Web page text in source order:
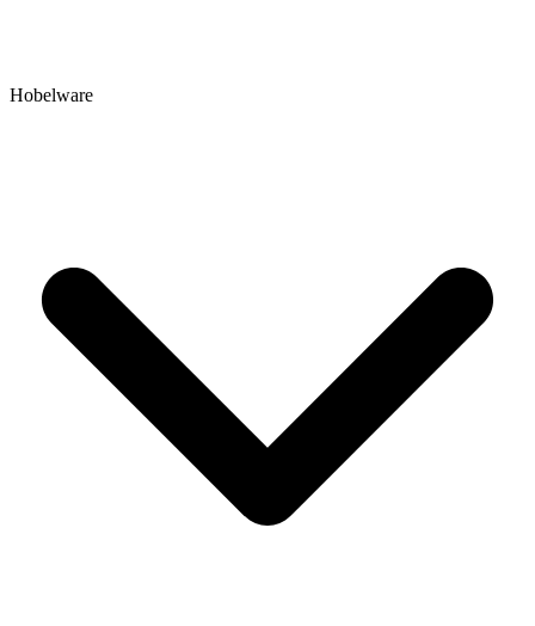
Hobelware